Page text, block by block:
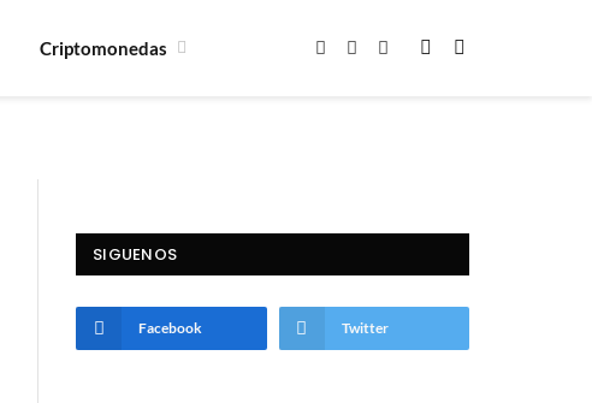
Criptomonedas Facebook
X
Instagram
SIGUENOS
Facebook Twitter